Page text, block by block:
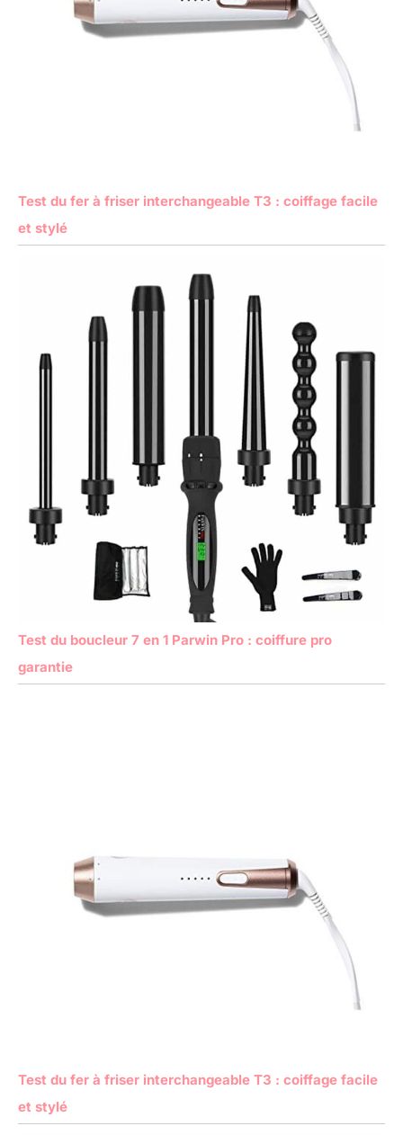
Test du fer à friser interchangeable T3 : coiffage facile
et stylé
Test du boucleur 7 en 1 Parwin Pro : coiffure pro
garantie
Test du fer à friser interchangeable T3 : coiffage facile
et stylé